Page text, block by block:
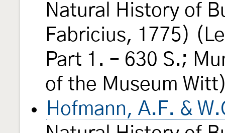
Natural History of
Fabricius, 1775)
Part 1. – 630 S.;
of the Museum
Hofmann, A.F. &